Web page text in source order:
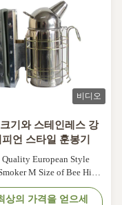
box Diameter 10.2cm ,
26.8cm ...
비디오
기와 스테인레스 강
언 스타일 훈봉기
European Style
M Size of Bee Hive
Descriptions of Bee
ITEM NO.
상의 가격을 얻으세